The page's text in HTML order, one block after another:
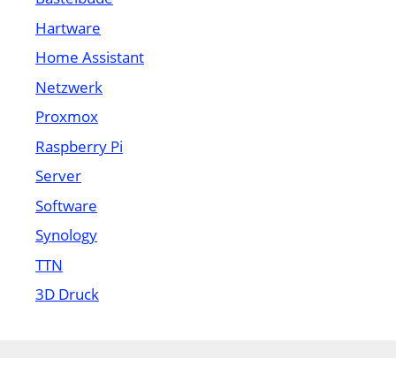
Hartware
Home Assistant
Netzwerk
Proxmox
Raspberry Pi
Server
Software
Synology
TTN
3D Druck